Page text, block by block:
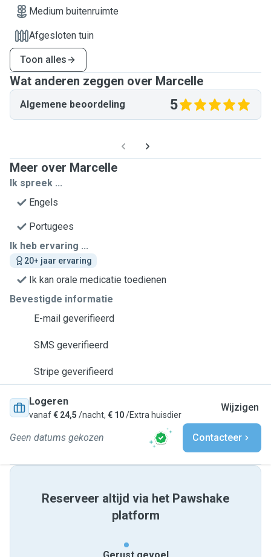
Medium buitenruimte
Afgesloten tuin
Toon alles
Wat anderen zeggen over Marcelle
Algemene beoordeling 5
Meer over Marcelle
Ik spreek ...
Engels
Portugees
Ik heb ervaring ...
20+ jaar ervaring
Ik kan orale medicatie toedienen
Bevestigde informatie
E-mail geverifieerd
SMS geverifieerd
Stripe geverifieerd
Logeren
vanaf€ 24,5 /nacht, € 10/Extra huisdier
Wijzigen
Geen datums gekozen Contacteer
Reserveer altijd via het Pawshake
platform